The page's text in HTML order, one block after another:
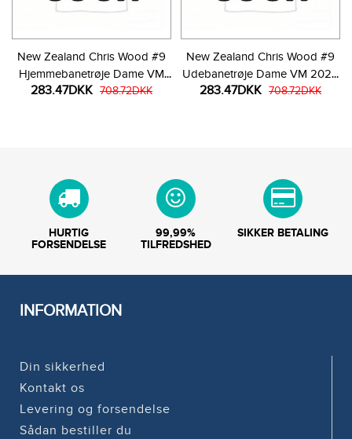
New Zealand Chris Wood #9
Hjemmebanetrøje Dame VM
2026 Kortærmet
283.47DKK 708.72DKK
New Zealand Chris Wood #9
Udebanetrøje Dame VM 2026
Kortærmet
283.47DKK 708.72DKK
HURTIG
FORSENDELSE
99,99%
TILFREDSHED
SIKKER BETALING
INFORMATION
Din sikkerhed
Kontakt os
Levering og forsendelse
Sådan bestiller du